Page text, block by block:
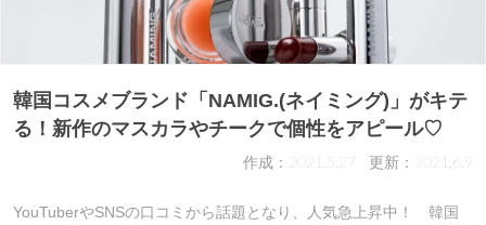
韓国コスメブランド「NAMIG.(ネイミング)」がキテ
る！新作のマスカラやチークで個性をアピール♡
作成：2021.5.27 更新：2021.6.9
YouTuberやSNSの口コミから話題となり、人気急上昇中！ 韓国